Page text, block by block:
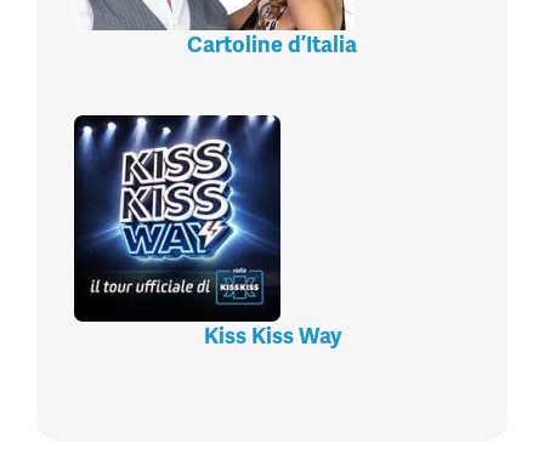
Cartoline d’Italia
Kiss Kiss Way